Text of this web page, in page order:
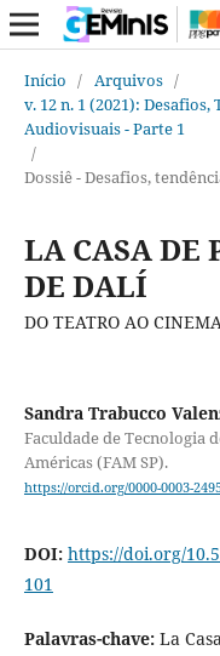
Início / Arquivos /
v. 12 n. 1 (2021):
Audiovisuais - Parte 1
/
Dossiê - Desafios,
LA CASA DE
DE DALÍ
DO TEATRO AO
Sandra Trabucco
Faculdade de Tecnologia
Américas (FAM SP).
https://orcid.org/0000-0003-
DOI: https://doi.org/
101
Palavras-chave: La